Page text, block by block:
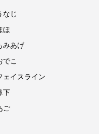
なじ
ほ
みあげ
でこ
ェイスライン
下
ご